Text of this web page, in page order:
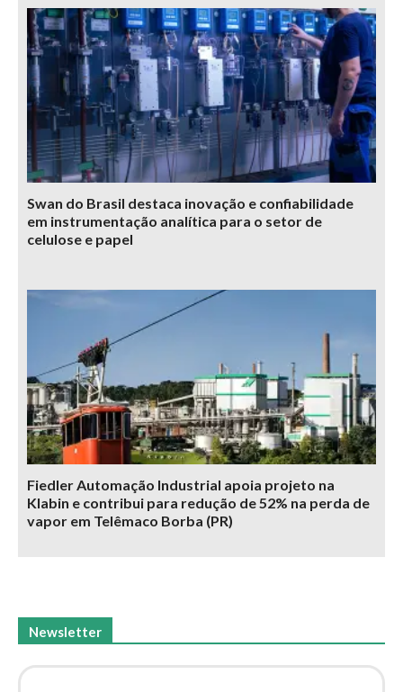
Swan do Brasil destaca inovação e confiabilidade
em instrumentação analítica para o setor de
celulose e papel
Fiedler Automação Industrial apoia projeto na
Klabin e contribui para redução de 52% na perda de
vapor em Telêmaco Borba (PR)
Newsletter